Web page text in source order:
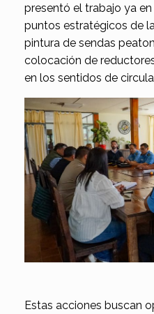
presentó el trabajo ya
puntos estratégicos de
pintura de sendas
colocación de
en los sentidos de
Estas acciones buscan